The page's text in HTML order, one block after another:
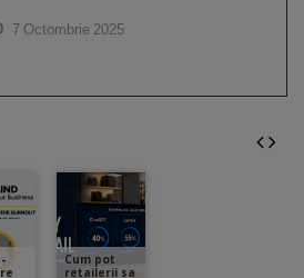
7 Octombrie 2025